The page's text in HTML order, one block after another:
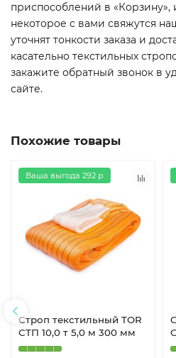
приспособлений в «Корзину»,
некоторое с вами свяжутся
уточнят тонкости заказа и
касательно текстильных
закажите обратный звонок в
сайте.
Похожие товары
Ваша выгода 292 р
Строп текстильный TOR
СТП 10,0 т 5,0 м 300 мм